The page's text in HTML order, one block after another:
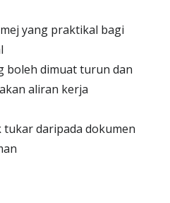
yang praktikal bagi
boleh dimuat turun dan
aliran kerja
daripada dokumen